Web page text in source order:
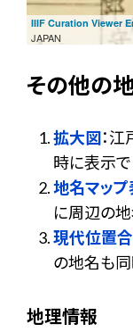
IIIF Curation Viewer
JAPAN
その他の
拡大図：
時に表示で
地名マップ
に周辺の
現代位置
の地名も同
地理情報